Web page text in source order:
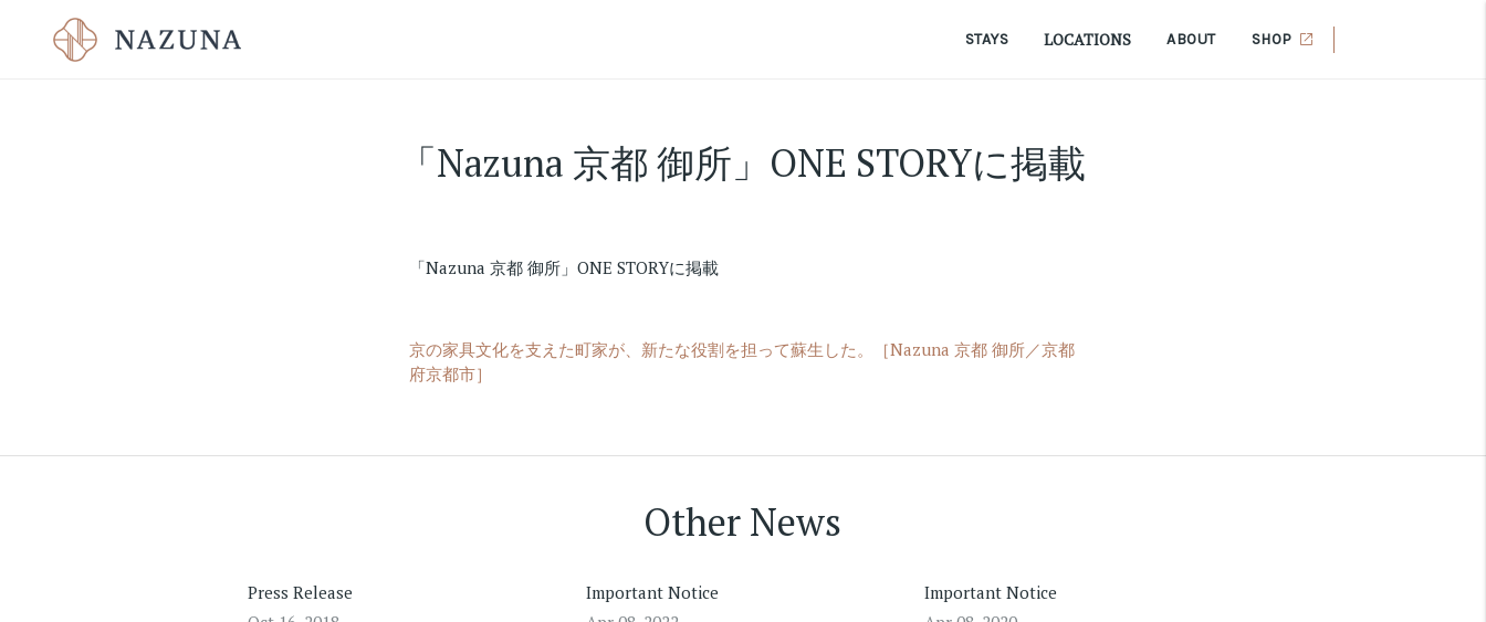
STAYS LOCATIONS ABOUT SHOP
「Nazuna 京都 御所」ONE STORYに掲載
「Nazuna 京都 御所」ONE STORYに掲載
京の家具文化を支えた町家が、新たな役割を担って蘇生した。［Nazuna 京都 御所／京都
府京都市］
Other News
Press Release
Important Notice
Important Notice